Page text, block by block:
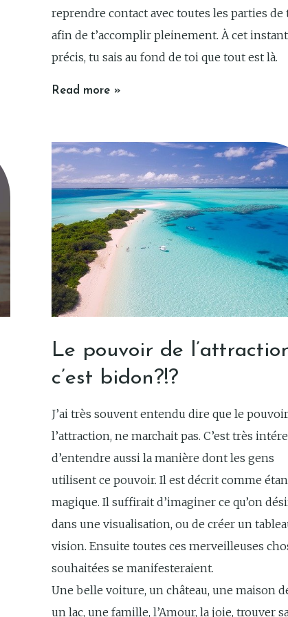
reprendre contact avec toutes les parties de
afin de t’accomplir pleinement. À cet instant
précis, tu sais au fond de toi que tout est là.
Read more »
Le pouvoir de
c’est bidon?!?
J’ai très souvent entendu dire que le
l’attraction, ne marchait pas. C’est très
d’entendre aussi la manière dont les gens
utilisent ce pouvoir. Il est décrit comme
magique. Il suffirait d’imaginer ce qu’on
dans une visualisation, ou de créer un
vision. Ensuite toutes ces merveilleuses
souhaitées se manifesteraient.
Une belle voiture, un château, une maison
un lac, une famille, l’Amour, la joie, trouver